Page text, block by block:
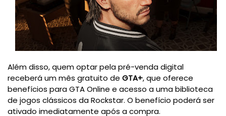
Além disso, quem optar pela pré-venda digital
receberá um mês gratuito de GTA+, que oferece
benefícios para GTA Online e acesso a uma biblioteca
de jogos clássicos da Rockstar. O benefício poderá ser
ativado imediatamente após a compra.